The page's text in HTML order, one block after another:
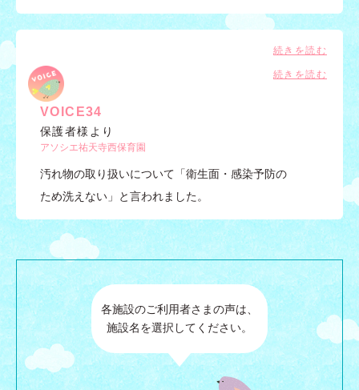
VOICE34
保護者様より
アソシエ祐天寺西保育園
汚れ物の取り扱いについて「衛生面・感染予防の
ため洗えない」と言われました。
各施設のご利用者さまの声は、
施設名を選択してください。